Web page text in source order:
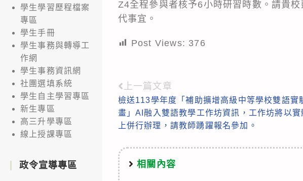
Z4全程參與者核予6小時研習時數。請貴
代事宜。
Post Views: 376
Read
more
articles
上一篇文章
檢送113學年度「補助擴增高級中等學校雙語實
畫」AI融入雙語教學工作坊資訊，工作坊將以實
上併行辦理，請教師踴躍報名參加。
相關內容
學生學習歷程檔案
專區
學生手冊
學生事務與轉導工
作網
學生事務資訊網
社團選填系統
學生自主學習專區
新生專區
高三升學專區
線上授課專區
政令宣導專區